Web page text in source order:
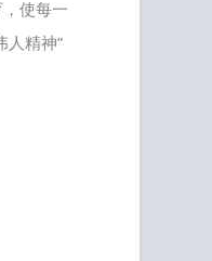
使每一
人精神”